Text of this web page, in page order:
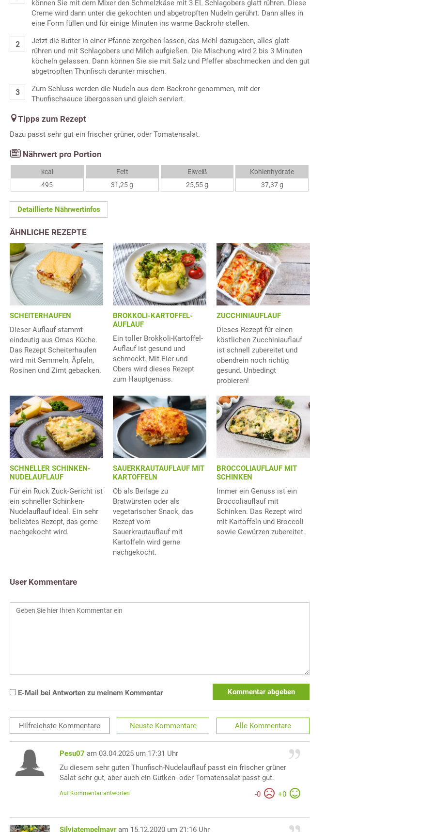
können Sie mit dem Mixer den Schmelzkäse mit 3 EL Schlagobers glatt rühren. Diese
Creme wird dann unter die gekochten und abgetropften Nudeln gerührt. Dann alles in
eine Form füllen und für einige Minuten ins warme Backrohr stellen.
Jetzt die Butter in einer Pfanne zergehen lassen, das Mehl dazugeben, alles glatt
rühren und mit Schlagobers und Milch aufgießen. Die Mischung wird 2 bis 3 Minuten
köcheln gelassen. Dann können Sie sie mit Salz und Pfeffer abschmecken und den gut
abgetropften Thunfisch darunter mischen.
Zum Schluss werden die Nudeln aus dem Backrohr genommen, mit der
Thunfischsauce übergossen und gleich serviert.
Tipps zum Rezept
Dazu passt sehr gut ein frischer grüner, oder Tomatensalat.
Nährwert pro Portion
kcal
495
Fett
31,25 g
Eiweiß
25,55 g
Kohlenhydrate
37,37 g
Detaillierte Nährwertinfos
ÄHNLICHE REZEPTE
SCHEITERHAUFEN
Dieser Auflauf stammt
eindeutig aus Omas Küche.
Das Rezept Scheiterhaufen
wird mit Semmeln, Äpfeln,
Rosinen und Zimt gebacken.
BROKKOLI-KARTOFFEL-
AUFLAUF
Ein toller Brokkoli-Kartoffel-
Auflauf ist gesund und
schmeckt. Mit Eier und
Obers wird dieses Rezept
zum Hauptgenuss.
ZUCCHINIAUFLAUF
Dieses Rezept für einen
köstlichen Zucchiniauflauf
ist schnell zubereitet und
obendrein noch richtig
gesund. Unbedingt
probieren!
SCHNELLER SCHINKEN-
NUDELAUFLAUF
Für ein Ruck Zuck-Gericht ist
ein schneller Schinken-
Nudelauflauf ideal. Ein sehr
beliebtes Rezept, das gerne
nachgekocht wird.
SAUERKRAUTAUFLAUF MIT
KARTOFFELN
Ob als Beilage zu
Bratwürsten oder als
vegetarischer Snack, das
Rezept vom
Sauerkrautauflauf mit
Kartoffeln wird gerne
nachgekocht.
BROCCOLIAUFLAUF MIT
SCHINKEN
Immer ein Genuss ist ein
Broccoliauflauf mit
Schinken. Das Rezept wird
mit Kartoffeln und Broccoli
sowie Gewürzen zubereitet.
User Kommentare
E-Mail bei Antworten zu meinem Kommentar Kommentar abgeben
Hilfreichste Kommentare Neuste Kommentare Alle Kommentare
Pesu07 am 03.04.2025 um 17:31 Uhr
Zu diesem sehr guten Thunfisch-Nudelauflauf passt ein frischer grüner
Salat sehr gut, aber auch ein Gutken- oder Tomatensalat passt gut.
-0 +0
Auf Kommentar antworten
Silviatempelmayr am 15.12.2020 um 21:16 Uhr